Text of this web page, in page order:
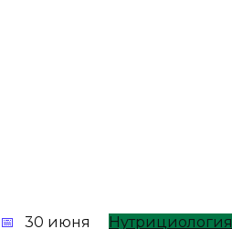
30 июня Нутрициология